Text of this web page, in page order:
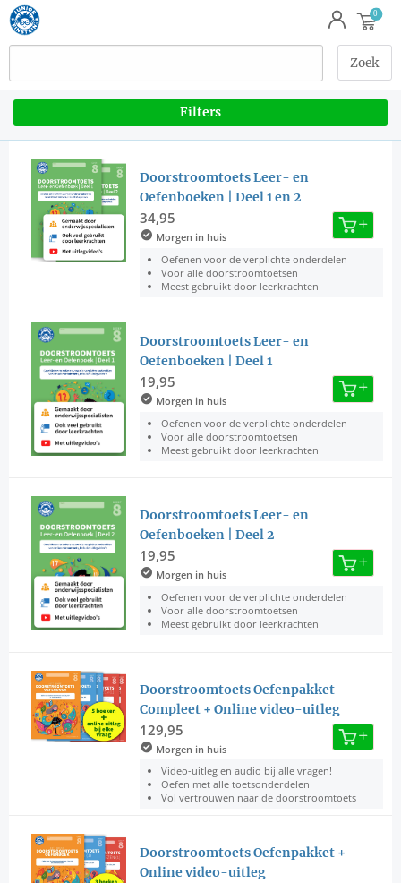
Filters
Doorstroomtoets Leer- en
Oefenboeken | Deel 1 en 2
34,95
Morgen in huis
Oefenen voor de verplichte onderdelen
Voor alle doorstroomtoetsen
Meest gebruikt door leerkrachten
Doorstroomtoets Leer- en
Oefenboeken | Deel 1
19,95
Morgen in huis
Oefenen voor de verplichte onderdelen
Voor alle doorstroomtoetsen
Meest gebruikt door leerkrachten
Doorstroomtoets Leer- en
Oefenboeken | Deel 2
19,95
Morgen in huis
Oefenen voor de verplichte onderdelen
Voor alle doorstroomtoetsen
Meest gebruikt door leerkrachten
Doorstroomtoets Oefenpakket
Compleet + Online video-uitleg
129,95
Morgen in huis
Video-uitleg en audio bij alle vragen!
Oefen met alle toetsonderdelen
Vol vertrouwen naar de doorstroomtoets
Doorstroomtoets Oefenpakket +
Online video-uitleg